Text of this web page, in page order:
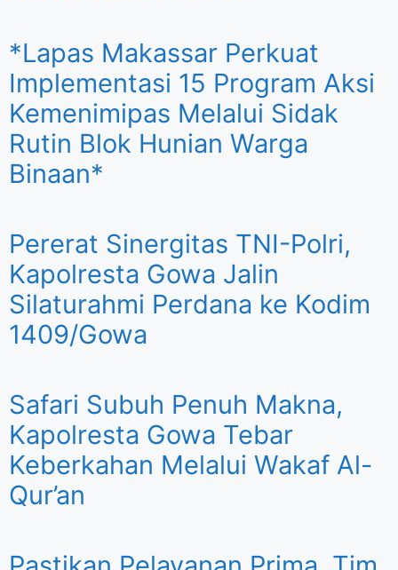
*Lapas Makassar Perkuat
Implementasi 15 Program Aksi
Kemenimipas Melalui Sidak
Rutin Blok Hunian Warga
Binaan*
Pererat Sinergitas TNI-Polri,
Kapolresta Gowa Jalin
Silaturahmi Perdana ke Kodim
1409/Gowa
Safari Subuh Penuh Makna,
Kapolresta Gowa Tebar
Keberkahan Melalui Wakaf Al-
Qur’an